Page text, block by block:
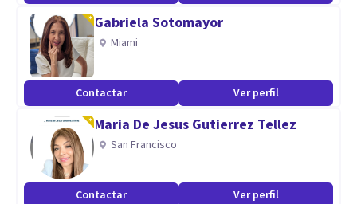
Gabriela Sotomayor
Miami
Contactar Ver perfil
Maria De Jesus Gutierrez Tellez
San Francisco
Contactar Ver perfil